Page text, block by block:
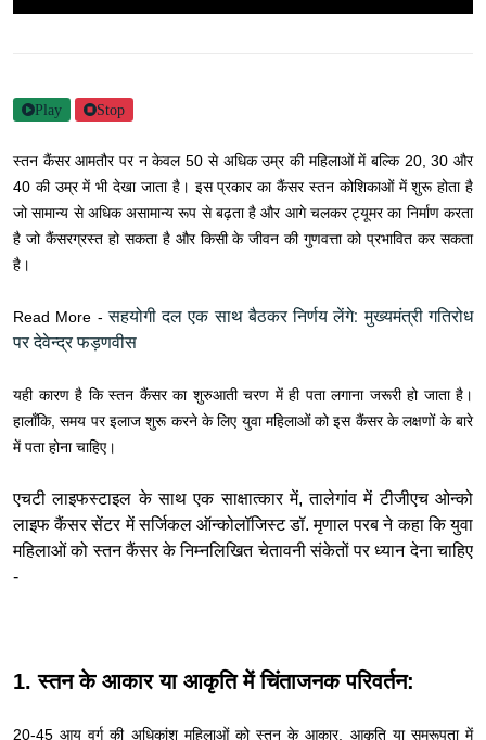
Play Stop
स्तन कैंसर आमतौर पर न केवल 50 से अधिक उम्र की महिलाओं में बल्कि 20, 30 और
40 की उम्र में भी देखा जाता है। इस प्रकार का कैंसर स्तन कोशिकाओं में शुरू होता है
जो सामान्य से अधिक असामान्य रूप से बढ़ता है और आगे चलकर ट्यूमर का निर्माण करता
है जो कैंसरग्रस्त हो सकता है और किसी के जीवन की गुणवत्ता को प्रभावित कर सकता
है।
Read More -सहयोगी दल एक साथ बैठकर निर्णय लेंगे: मुख्यमंत्री गतिरोध
पर देवेन्द्र फड़णवीस
यही कारण है कि स्तन कैंसर का शुरुआती चरण में ही पता लगाना जरूरी हो जाता है।
हालाँकि, समय पर इलाज शुरू करने के लिए युवा महिलाओं को इस कैंसर के लक्षणों के बारे
में पता होना चाहिए।
एचटी लाइफस्टाइल के साथ एक साक्षात्कार में, तालेगांव में टीजीएच ओन्को
लाइफ कैंसर सेंटर में सर्जिकल ऑन्कोलॉजिस्ट डॉ. मृणाल परब ने कहा कि युवा
महिलाओं को स्तन कैंसर के निम्नलिखित चेतावनी संकेतों पर ध्यान देना चाहिए
-
1. स्तन के आकार या आकृति में चिंताजनक परिवर्तन:
20-45 आयु वर्ग की अधिकांश महिलाओं को स्तन के आकार, आकृति या समरूपता में